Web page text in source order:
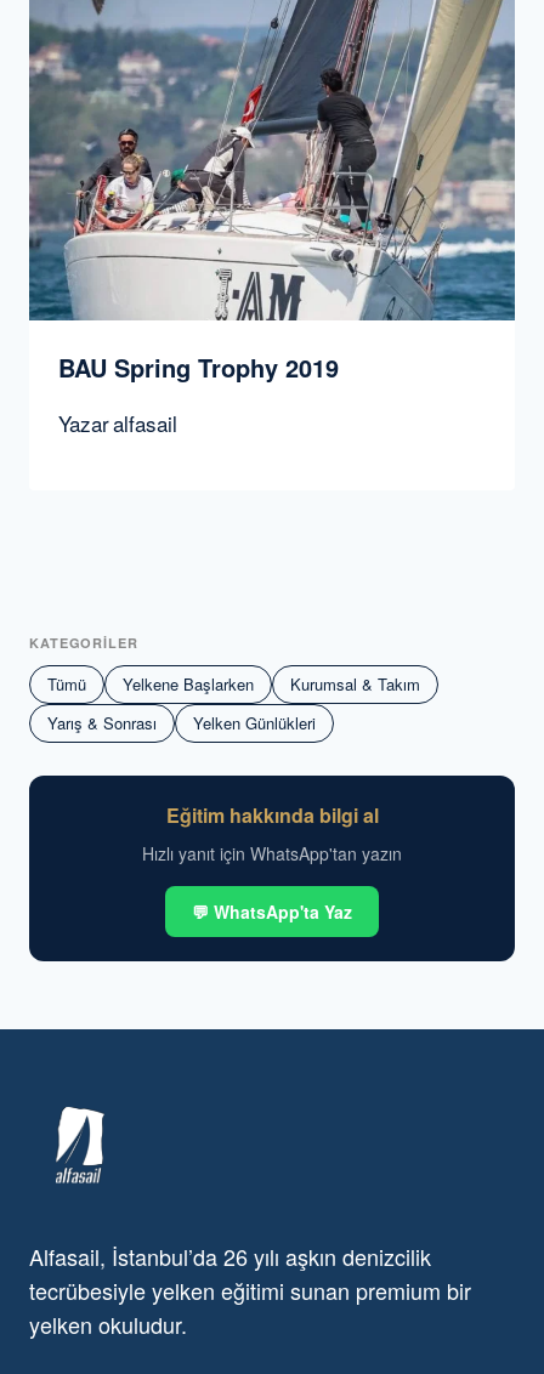
BAU Spring Trophy 2019
Yazaralfasail
KATEGORİLER
Tümü Yelkene Başlarken
Kurumsal & Takım
Yarış & Sonrası
Yelken Günlükleri
Eğitim hakkında bilgi al
Hızlı yanıt için WhatsApp'tan yazın
💬 WhatsApp'ta Yaz
Alfasail, İstanbul’da 26 yılı aşkın denizcilik
tecrübesiyle yelken eğitimi sunan premium bir
yelken okuludur.